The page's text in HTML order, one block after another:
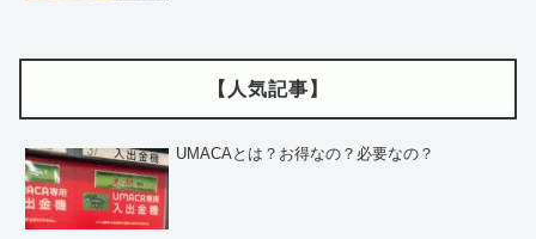
【人気記事】
UMACAとは？お得なの？必要なの？